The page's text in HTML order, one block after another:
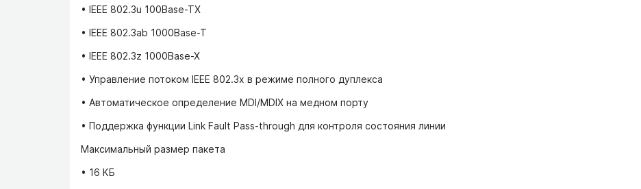
• IEEE 802.3u 100Base-TX
• IEEE 802.3ab 1000Base-T
• IEEE 802.3z 1000Base-X
• Управление потоком IEEE 802.3x в режиме полного дуплекса
• Автоматическое определение MDI/MDIX на медном порту
• Поддержка функции Link Fault Pass-through для контроля состояния линии
Максимальный размер пакета
• 16 КБ